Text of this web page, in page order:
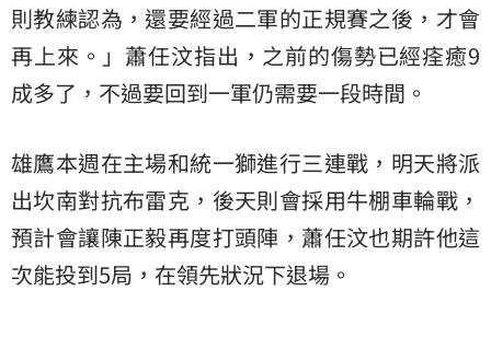
則教練認為，還要經過二軍的正規賽之後，才會
再上來。」蕭任汶指出，之前的傷勢已經痊癒9
成多了，不過要回到一軍仍需要一段時間。
雄鷹本週在主場和統一獅進行三連戰，明天將派
出坎南對抗布雷克，後天則會採用牛棚車輪戰，
預計會讓陳正毅再度打頭陣，蕭任汶也期許他這
次能投到5局，在領先狀況下退場。